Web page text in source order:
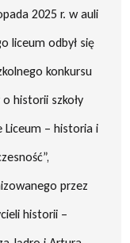
2025 r. w auli
liceum odbył się
konkursu
historii szkoły
Liceum – historia i
przez
historii –